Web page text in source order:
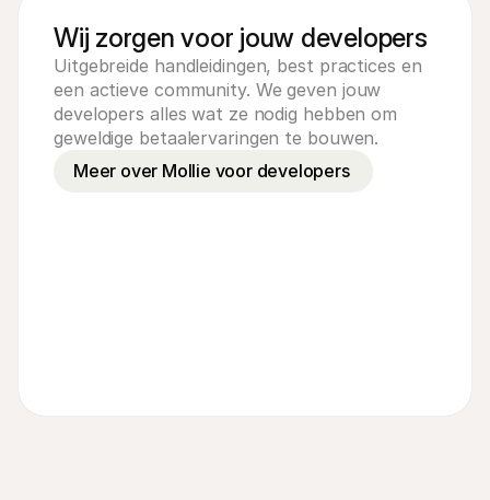
Wij zorgen voor jouw developers
Uitgebreide handleidingen, best practices en
een actieve community. We geven jouw
developers alles wat ze nodig hebben om
geweldige betaalervaringen te bouwen.
Meer over Mollie voor developers